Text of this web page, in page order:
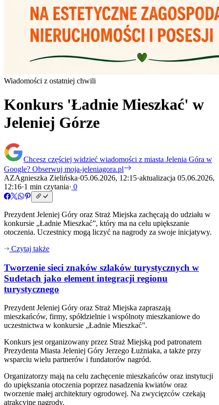
Wiadomości z ostatniej chwili
Konkurs 'Ładnie Mieszkać' w
Jeleniej Górze
Chcesz częściej widzieć wiadomości z miasta Jelenia Góra w
Google? Obserwuj moja-jeleniagora.pl
AZAgnieszka Zielińska·05.06.2026, 12:15·aktualizacja 05.06.2026,
12:16·1 min czytania· 0
Prezydent Jeleniej Góry oraz Straż Miejska zachęcają do udziału w
konkursie „Ładnie Mieszkać”, który ma na celu upiększanie
otoczenia. Uczestnicy mogą liczyć na nagrody za swoje inicjatywy.
Czytaj także
Tworzenie sieci znaków szlaków turystycznych w
Sudetach jako element integracji regionu
turystycznego
Prezydent Jeleniej Góry oraz Straż Miejska zapraszają
mieszkańców, firmy, spółdzielnie i wspólnoty mieszkaniowe do
uczestnictwa w konkursie „Ładnie Mieszkać”.
Konkurs jest organizowany przez Straż Miejską pod patronatem
Prezydenta Miasta Jeleniej Góry Jerzego Łużniaka, a także przy
wsparciu wielu partnerów i fundatorów nagród.
Organizatorzy mają na celu zachęcenie mieszkańców oraz instytucji
do upiększania otoczenia poprzez nasadzenia kwiatów oraz
tworzenie małej architektury ogrodowej. Na zwycięzców czekają
atrakcyjne nagrody.